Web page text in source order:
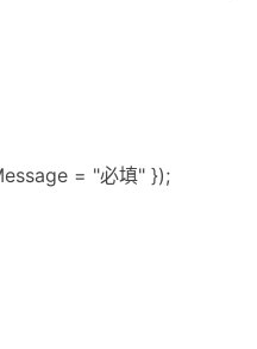
= "必填" });